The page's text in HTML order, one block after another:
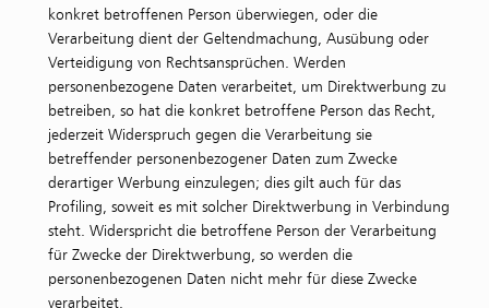
konkret betroffenen Person überwiegen, oder die
Verarbeitung dient der Geltendmachung, Ausübung oder
Verteidigung von Rechtsansprüchen. Werden
personenbezogene Daten verarbeitet, um Direktwerbung zu
betreiben, so hat die konkret betroffene Person das Recht,
jederzeit Widerspruch gegen die Verarbeitung sie
betreffender personenbezogener Daten zum Zwecke
derartiger Werbung einzulegen; dies gilt auch für das
Profiling, soweit es mit solcher Direktwerbung in Verbindung
steht. Widerspricht die betroffene Person der Verarbeitung
für Zwecke der Direktwerbung, so werden die
personenbezogenen Daten nicht mehr für diese Zwecke
verarbeitet.